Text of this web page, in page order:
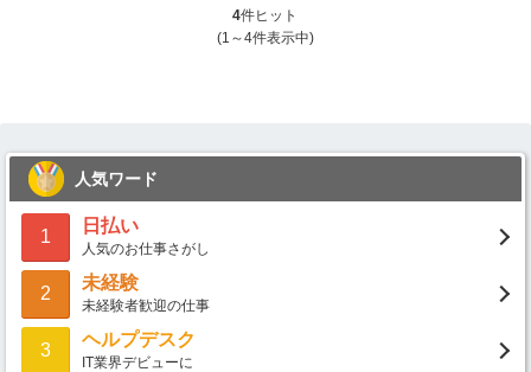
4件ヒット
(1～4件表示中)
人気ワード
1
日払い
人気のお仕事さがし
2
未経験
未経験者歓迎の仕事
3
ヘルプデスク
IT業界デビューに